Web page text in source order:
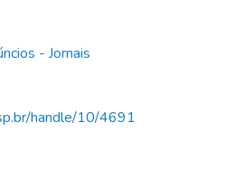
- Jornais
handle/10/4691